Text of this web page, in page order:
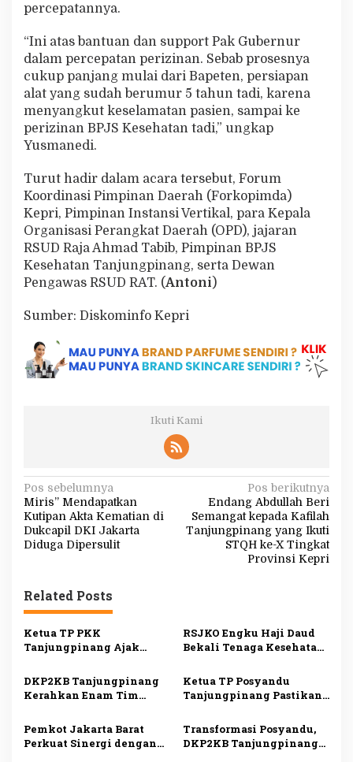
percepatannya.
“Ini atas bantuan dan support Pak Gubernur
dalam percepatan perizinan. Sebab prosesnya
cukup panjang mulai dari Bapeten, persiapan
alat yang sudah berumur 5 tahun tadi, karena
menyangkut keselamatan pasien, sampai ke
perizinan BPJS Kesehatan tadi,” ungkap
Yusmanedi.
Turut hadir dalam acara tersebut, Forum
Koordinasi Pimpinan Daerah (Forkopimda)
Kepri, Pimpinan Instansi Vertikal, para Kepala
Organisasi Perangkat Daerah (OPD), jajaran
RSUD Raja Ahmad Tabib, Pimpinan BPJS
Kesehatan Tanjungpinang, serta Dewan
Pengawas RSUD RAT. (Antoni )
Sumber: Diskominfo Kepri
Ikuti Kami
N
a
v
a
s
i
o
Pos sebelumnya
Miris” Mendapatkan
Kutipan Akta Kematian di
Dukcapil DKI Jakarta
Diduga Dipersulit
Pos berikutnya
Endang Abdullah Beri
Semangat kepada Kafilah
Tanjungpinang yang Ikuti
STQH ke-X Tingkat
Provinsi Kepri
Related Posts
Ketua TP PKK
Tanjungpinang Ajak
Warga Lewat Program
Menyisir
RSJKO Engku Haji Daud
Bekali Tenaga Kesehatan
Tingkatkan Pelayanan
Medis
DKP2KB Tanjungpinang
Kerahkan Enam Tim
Kesehatan Kogabwilhan I
Ketua TP Posyandu
Tanjungpinang Pastikan
Makin Optimal melalui
Penguatan Posyandu
Pemkot Jakarta Barat
Perkuat Sinergi dengan
Transformasi Posyandu,
DKP2KB Tanjungpinang